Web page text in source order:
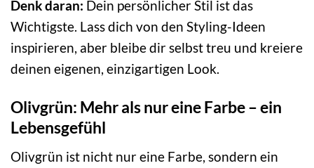
Denk daran: Dein persönlicher Stil ist das
Wichtigste. Lass dich von den Styling-Ideen
inspirieren, aber bleibe dir selbst treu und kreiere
deinen eigenen, einzigartigen Look.
Olivgrün: Mehr als nur eine Farbe – ein
Lebensgefühl
Olivgrün ist nicht nur eine Farbe, sondern ein